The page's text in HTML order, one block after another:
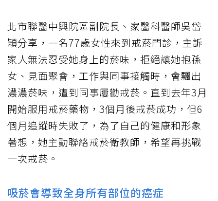
北市聯醫中興院區副院長、家醫科醫師吳岱
穎分享，一名77歲女性來到戒菸門診，主訴
家人無法忍受她身上的菸味，拒絕讓她抱孫
女、見面聚會，工作與同事接觸時，會飄出
濃濃菸味，遭到同事屢勸戒菸。直到去年3月
開始服用戒菸藥物，3個月後戒菸成功，但6
個月追蹤時失敗了，為了自己的健康和形象
著想，她主動聯絡戒菸衛教師，希望再挑戰
一次戒菸。
吸菸會導致全身所有部位的癌症